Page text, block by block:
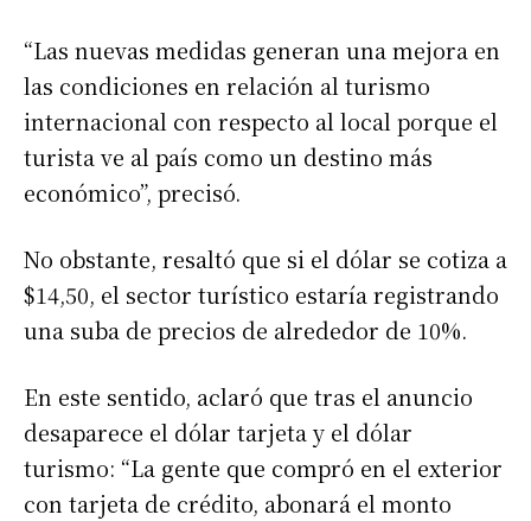
“Las nuevas medidas generan una mejora en
las condiciones en relación al turismo
internacional con respecto al local porque el
turista ve al país como un destino más
económico”, precisó.
No obstante, resaltó que si el dólar se cotiza a
$14,50, el sector turístico estaría registrando
una suba de precios de alrededor de 10%.
En este sentido, aclaró que tras el anuncio
desaparece el dólar tarjeta y el dólar
turismo: “La gente que compró en el exterior
con tarjeta de crédito, abonará el monto